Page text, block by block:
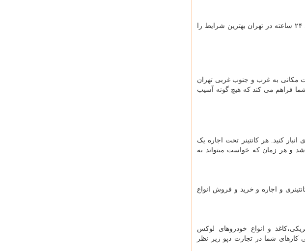
سیستم باربری تجارت دپو با سیستم های حمل و نقل روز دنیا انجام شده و تجارت دپو با خدمات انبارداری ۲۴ ساعته در تهران بهترین شرایط را
مکانی به غرب و جنوب غربی تهران
فراهم می کند که هیچ گونه آسیب
انبار کنید. هر کانتینر تحت اجاره یک
و هر زمان که خواست میتواند به
کانتینری و اجاره و خرید و فروش انواع
و انواع خودروهای لوکس
شما در تجارت دپو زیر نظر